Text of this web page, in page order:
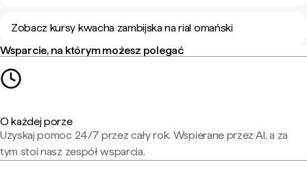
Zobacz kursy kwacha zambijska na rial omański
Wsparcie, na którym możesz polegać
O każdej porze
Uzyskaj pomoc 24/7 przez cały rok. Wspierane przez AI, a za
tym stoi nasz zespół wsparcia.